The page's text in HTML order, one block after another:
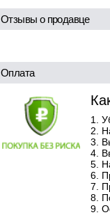
Отзывы о продавце
Оплата